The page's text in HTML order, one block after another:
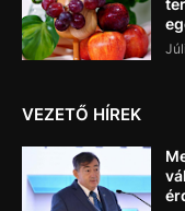
VEZETŐ HÍREK